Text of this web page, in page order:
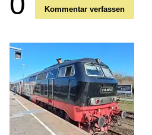
Kommentar verfassen